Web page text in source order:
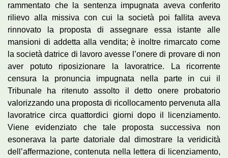
rammentato che la sentenza impugnata aveva conferito
rilievo alla missiva con cui la società poi fallita aveva
rinnovato la proposta di assegnare essa istante alle
mansioni di addetta alla vendita; è inoltre rimarcato come
la società datrice di lavoro avesse l’onere di provare di non
aver potuto riposizionare la lavoratrice. La ricorrente
censura la pronuncia impugnata nella parte in cui il
Tribunale ha ritenuto assolto il detto onere probatorio
valorizzando una proposta di ricollocamento pervenuta alla
lavoratrice circa quattordici giorni dopo il licenziamento.
Viene evidenziato che tale proposta successiva non
esonerava la parte datoriale dal dimostrare la veridicità
dell’affermazione, contenuta nella lettera di licenziamento,